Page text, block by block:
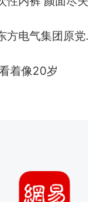
视频丨
着像20岁